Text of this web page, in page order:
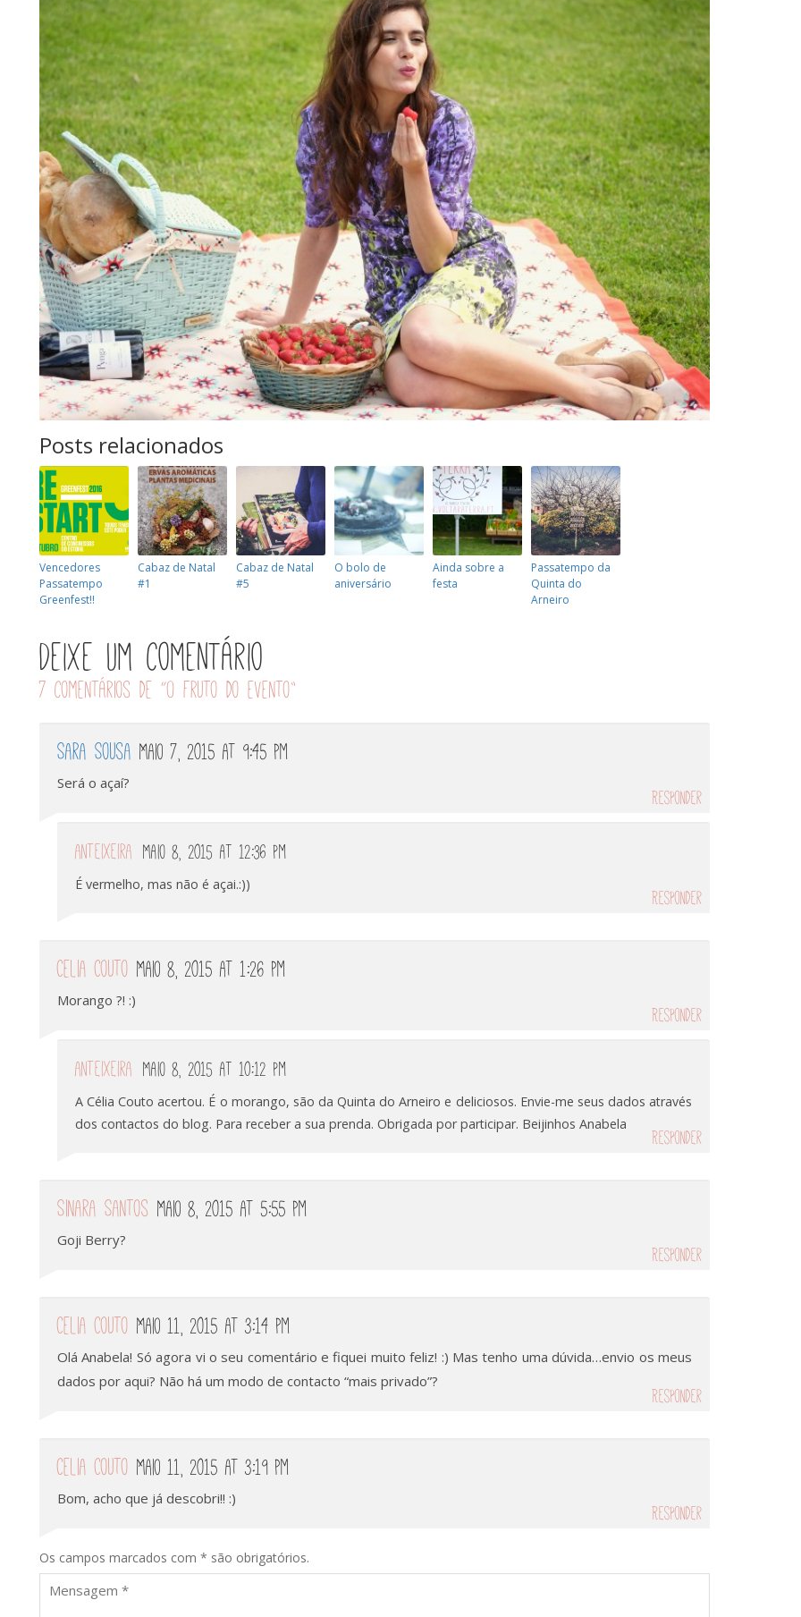
Posts relacionados
Vencedores
Passatempo
Greenfest!!
Cabaz de Natal
#1
Cabaz de Natal
#5
O bolo de
aniversário
Ainda sobre a
festa
Passatempo da
Quinta do
Arneiro
Deixe um comentário
7 comentários de “O fruto do evento”
Sara Sousa Maio 7, 2015 at 9:45 pm
Será o açaí?
Responder
anteixeira Maio 8, 2015 at 12:36 pm
É vermelho, mas não é açai.:))
Responder
Celia Couto Maio 8, 2015 at 1:26 pm
Morango ?! :)
Responder
anteixeira Maio 8, 2015 at 10:12 pm
A Célia Couto acertou. É o morango, são da Quinta do Arneiro e deliciosos. Envie-me seus dados através
dos contactos do blog. Para receber a sua prenda. Obrigada por participar. Beijinhos Anabela
Responder
Sinara Santos Maio 8, 2015 at 5:55 pm
Goji Berry?
Responder
Celia Couto Maio 11, 2015 at 3:14 pm
Olá Anabela! Só agora vi o seu comentário e fiquei muito feliz! :) Mas tenho uma dúvida…envio os meus
dados por aqui? Não há um modo de contacto “mais privado”?
Responder
Celia Couto Maio 11, 2015 at 3:19 pm
Bom, acho que já descobri!! :)
Responder
Os campos marcados com * são obrigatórios.